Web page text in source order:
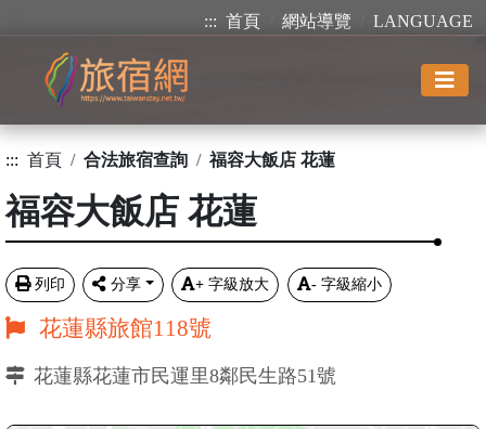
::: 首頁 網站導覽 LANGUAGE
::: 首頁 合法旅宿查詢 福容大飯店 花蓮
福容大飯店 花蓮
列印 分享 + 字級放大 - 字級縮小
花蓮縣旅館118號
花蓮縣花蓮市民運里8鄰民生路51號